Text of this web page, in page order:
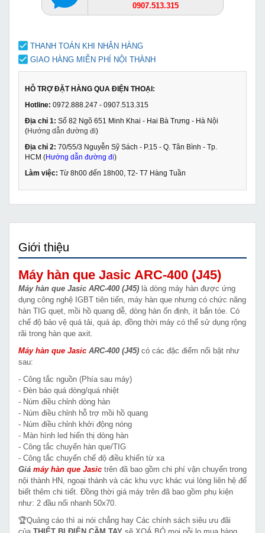
0907.513.315
THANH TOÁN KHI NHẬN HÀNG
GIAO HÀNG MIỄN PHÍ NỘI THÀNH
HỖ TRỢ ĐẶT HÀNG QUA ĐIỆN THOẠI:
Hotline: 0972.888.247 - 0907.513.315
Địa chỉ 1: Số 82 Ngõ 651 Minh Khai - Hai Bà Trưng - Hà Nội
(Hướng dẫn đường đi)
Địa chỉ 2: 70/55/3 Nguyễn Sỹ Sách - P.15 - Q. Tân Bình - Tp.
HCM (Hướng dẫn đường đi)
Làm việc: Từ 8h00 đến 18h00, T2- T7 Hàng Tuần
Giới thiệu
Máy hàn que Jasic ARC-400 (J45)
Máy hàn que Jasic ARC-400 (J45) là dòng máy hàn được ứng
dụng công nghệ IGBT tiên tiến, máy hàn que nhưng có chức năng
hàn TIG quẹt, mồi hồ quang dễ, dòng hàn ổn định, ít bắn tóe. Có
chế độ bảo vệ quá tải, quá áp, đồng thời máy có thể sử dụng rộng
rãi trong hàn que axit.
Máy hàn que Jasic ARC-400 (J45) có các đặc điểm nổi bật như
sau:
- Công tắc nguồn (Phía sau máy)
- Đèn báo quá dòng/quá nhiệt
- Núm điều chỉnh dòng hàn
- Núm điều chỉnh hỗ trợ mồi hồ quang
- Núm điều chỉnh khởi động nóng
- Màn hình led hiển thị dòng hàn
- Công tắc chuyển hàn que/TIG
- Công tắc chuyển chế độ điều khiển từ xa
Giá máy hàn que Jasic trên đã bao gồm chi phí vận chuyển trong
nội thành HN, ngoại thành và các khu vực khác vui lòng liên hệ để
biết thêm chi tiết. Đồng thời giá máy trên đã bao gồm phụ kiện
như: 2 đầu nối nhanh 50x70.
🏆Quảng cáo thì ai nói chẳng hay Các chính sách siêu ưu đãi